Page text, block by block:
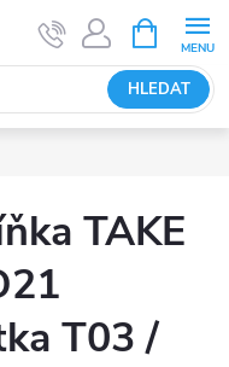
HLEDAT
NÁKUPNÍ
KOŠÍK
TAKE
T03 /